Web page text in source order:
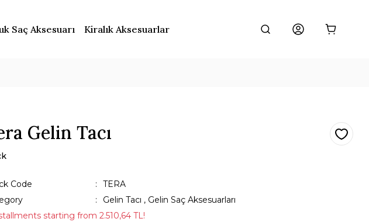
Saç Aksesuarı Kiralık Aksesuarlar
Gelin Tacı
Code
TERA
Gelin Tacı , Gelin Saç Aksesuarları
starting from 2.510,64 TL!